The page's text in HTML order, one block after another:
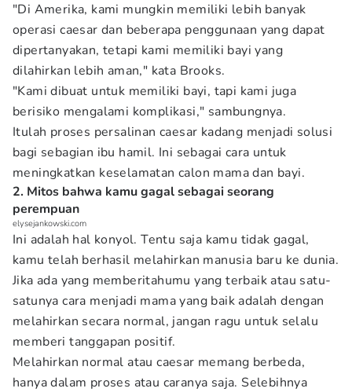
"Di Amerika, kami mungkin memiliki lebih banyak
operasi caesar dan beberapa penggunaan yang dapat
dipertanyakan, tetapi kami memiliki bayi yang
dilahirkan lebih aman," kata Brooks.
"Kami dibuat untuk memiliki bayi, tapi kami juga
berisiko mengalami komplikasi," sambungnya.
Itulah proses persalinan caesar kadang menjadi solusi
bagi sebagian ibu hamil. Ini sebagai cara untuk
meningkatkan keselamatan calon mama dan bayi.
2. Mitos bahwa kamu gagal sebagai seorang
perempuan
elysejankowski.com
Ini adalah hal konyol. Tentu saja kamu tidak gagal,
kamu telah berhasil melahirkan manusia baru ke dunia.
Jika ada yang memberitahumu yang terbaik atau satu-
satunya cara menjadi mama yang baik adalah dengan
melahirkan secara normal, jangan ragu untuk selalu
memberi tanggapan positif.
Melahirkan normal atau caesar memang berbeda,
hanya dalam proses atau caranya saja. Selebihnya